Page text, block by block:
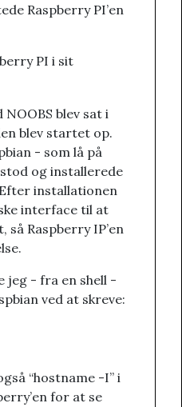
Raspberry PI’en
PI i sit
blev sat i
blev startet op.
- som lå på
og installerede
installationen
interface til at
Raspberry IP’en
jeg - fra en shell -
ved at skreve:
“hostname -I” i
for at se